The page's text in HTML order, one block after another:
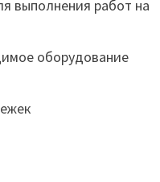
выполнения работ на
оборудование